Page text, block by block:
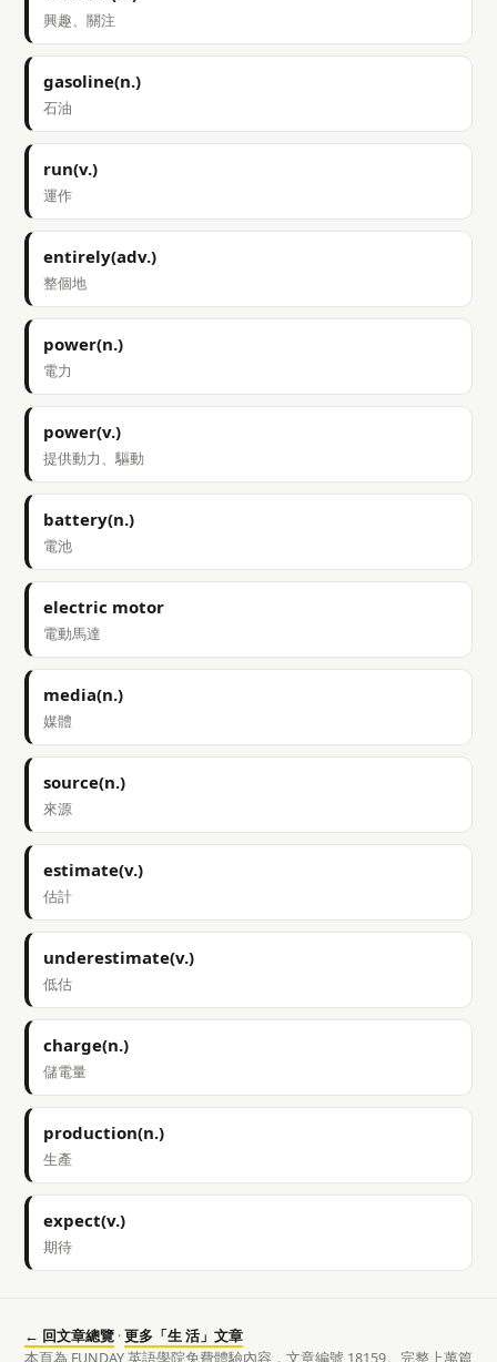
興趣、關注
gasoline(n.)
石油
run(v.)
運作
entirely(adv.)
整個地
power(n.)
電力
power(v.)
提供動力、驅動
battery(n.)
電池
electric motor
電動馬達
media(n.)
媒體
source(n.)
來源
estimate(v.)
估計
underestimate(v.)
低估
charge(n.)
儲電量
production(n.)
生產
expect(v.)
期待
← 回文章總覽 ·更多「生 活」文章
本頁為 FUNDAY 英語學院免費體驗內容，文章編號 18159。完整上萬篇